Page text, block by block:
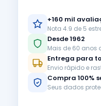
+160 mil
Nota 4.9 de 5
Desde 1962
Mais de 60
Entrega para
Envio rápido e
Compra 100%
Seus dados